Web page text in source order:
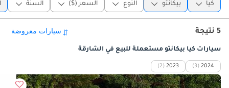
كيا بيكانتو النوع السعر ($) السنة
5 نتيجة
سيارات كيا بيكانتو مستعملة للبيع في الشارقة
2024
(3)
2023
(2)